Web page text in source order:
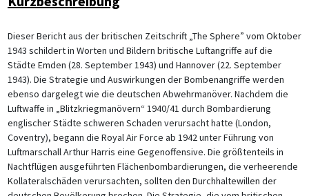
Dieser Bericht aus der britischen Zeitschrift „The Sphere” vom Oktober
1943 schildert in Worten und Bildern britische Luftangriffe auf die
Städte Emden (28. September 1943) und Hannover (22. September
1943). Die Strategie und Auswirkungen der Bombenangriffe werden
ebenso dargelegt wie die deutschen Abwehrmanöver. Nachdem die
Luftwaffe in „Blitzkriegmanövern“ 1940/41 durch Bombardierung
englischer Städte schweren Schaden verursacht hatte (London,
Coventry), begann die Royal Air Force ab 1942 unter Führung von
Luftmarschall Arthur Harris eine Gegenoffensive. Die größtenteils in
Nachtflügen ausgeführten Flächenbombardierungen, die verheerende
Kollateralschäden verursachten, sollten den Durchhaltewillen der